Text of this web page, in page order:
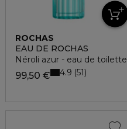
ROCHAS
EAU DE ROCHAS
Néroli azur - eau de toilette
99,50 € 4.9 51